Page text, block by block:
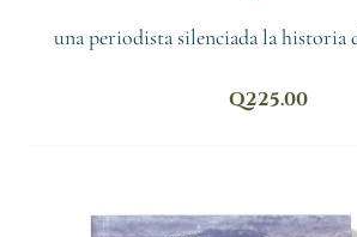
una periodista silenciada la historia
Q225.00